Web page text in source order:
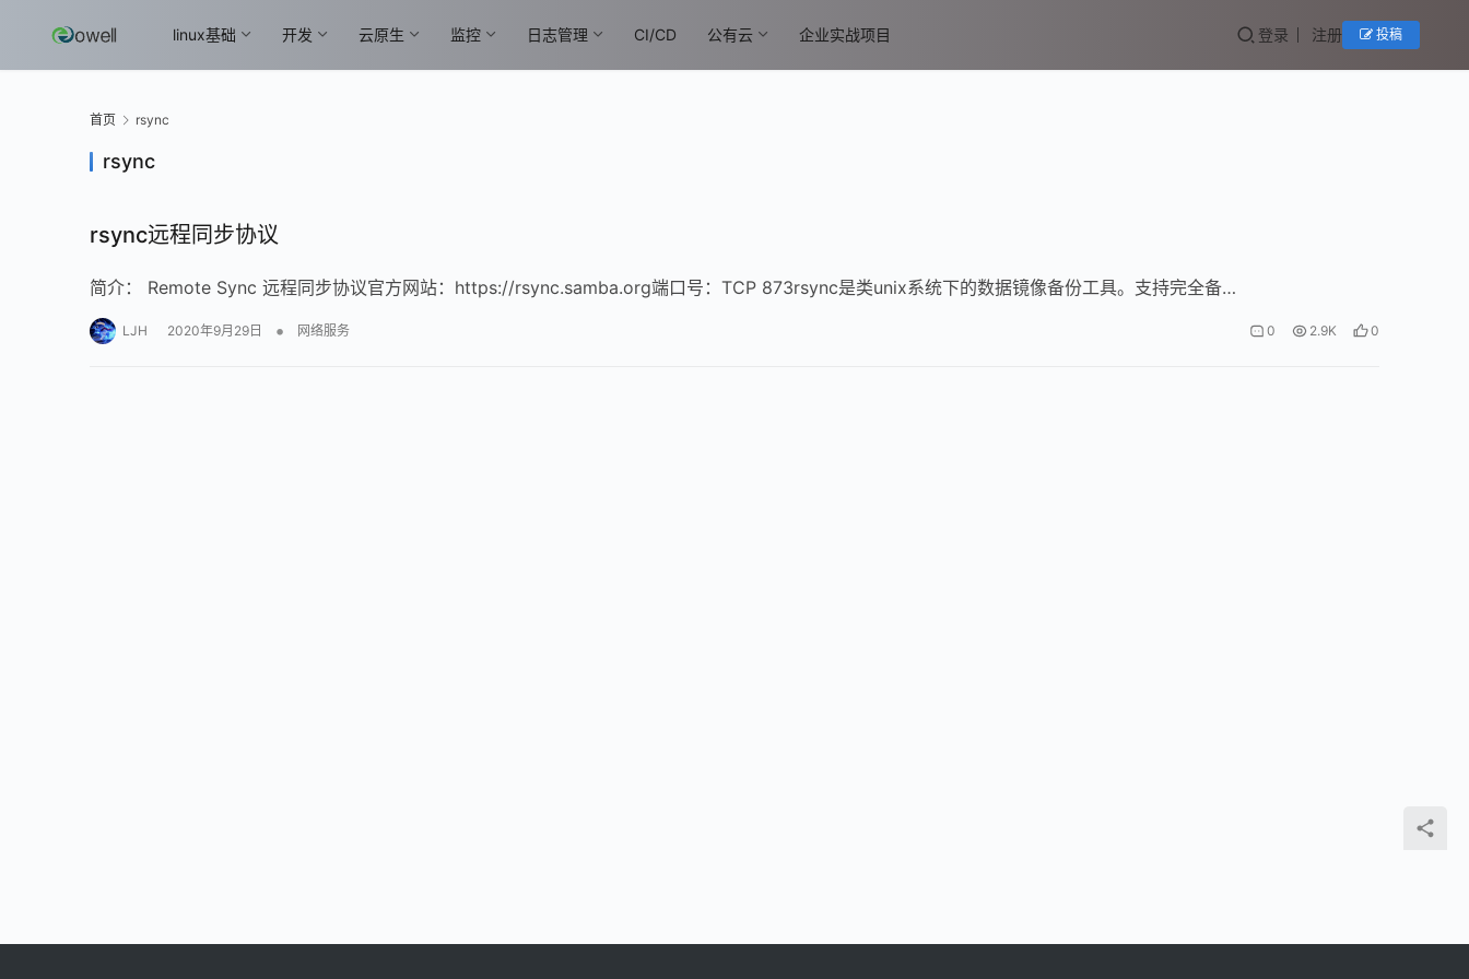
linux基础 开发 云原生 监控 日志管理 CI/CD 公有云 企业实战项目 登录 注册 投稿
首页 rsync
rsync
rsync远程同步协议
简介： Remote Sync 远程同步协议官方网站：https://rsync.samba.org端口号：TCP 873rsync是类unix系统下的数据镜像备份工具。支持完全备…
LJH 2020年9月29日 • 网络服务 0 2.9K 0